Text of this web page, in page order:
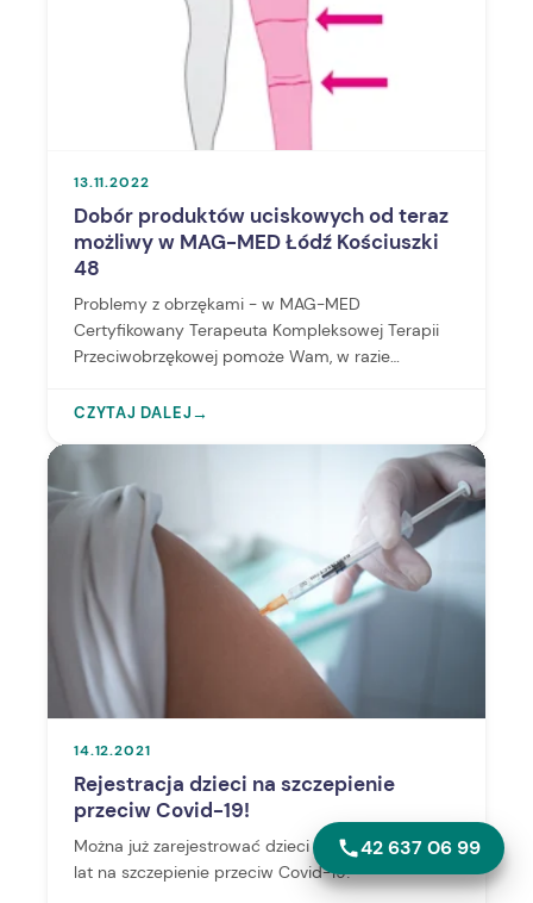
13.11.2022
Dobór produktów uciskowych od teraz
możliwy w MAG-MED Łódź Kościuszki
48
Problemy z obrzękami - w MAG-MED
Certyfikowany Terapeuta Kompleksowej Terapii
Przeciwobrzękowej pomoże Wam, w razie
kompresyjne.
CZYTAJ DALEJ→
14.12.2021
Rejestracja dzieci na szczepienie
przeciw Covid-19!
Można już zarejestrować dzieci w wieku od 5 do 11
lat na szczepienie przeciw Covid-19!
42 637 06 99